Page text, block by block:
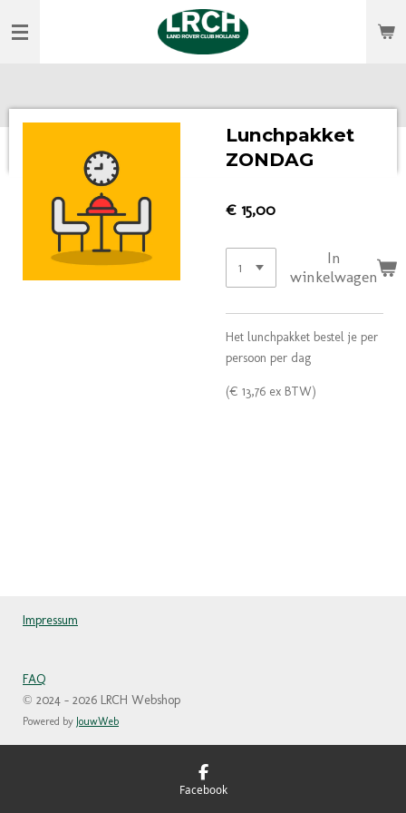
direct
Lunchpakket
ZONDAG
€ 15,00
In
winkelwagen
Het lunchpakket bestel je per
persoon per dag
(€ 13,76 ex BTW)
Impressum
FAQ
© 2024 - 2026 LRCH Webshop
Powered by JouwWeb
Facebook